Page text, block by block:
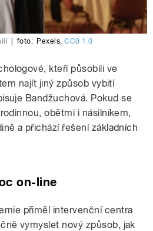
foto: Pexels ,CC0 1.0
kteří působili ve
najít jiný způsob vybití
Bandžuchová. Pokud se
obětmi i násilníkem,
a přichází řešení základních
on-line
přiměl intervenční centra
vymyslet nový způsob, jak